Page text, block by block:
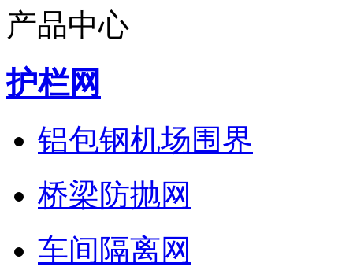
产品中心
护栏网
铝包钢机场围界
桥梁防抛网
车间隔离网